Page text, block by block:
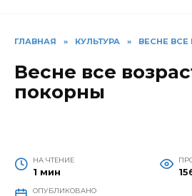
ГЛАВНАЯ » КУЛЬТУРА » ВЕСНЕ
Весне все
покорны
НА ЧТЕНИЕ
1 мин
ОПУБЛИКОВАНО